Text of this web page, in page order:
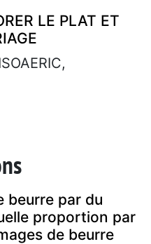
LE PLAT ET
beurre par du
proportion par
de beurre